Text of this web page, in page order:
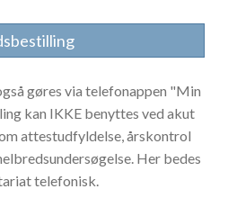
gøres via telefonappen "Min
kan IKKE benyttes ved akut
attestudfyldelse, årskontrol
Her bedes
telefonisk.